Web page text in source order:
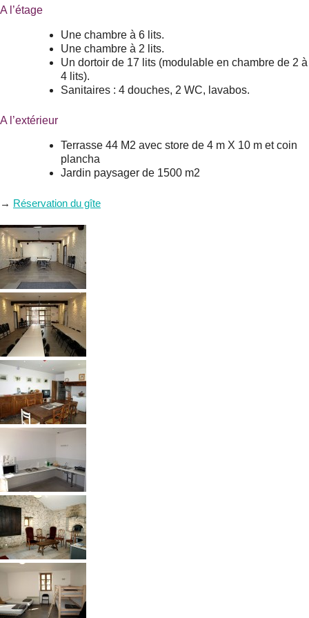
A l’étage
Une chambre à 6 lits.
Une chambre à 2 lits.
Un dortoir de 17 lits (modulable en chambre de 2 à
4 lits).
Sanitaires : 4 douches, 2 WC, lavabos.
A l’extérieur
Terrasse 44 M2 avec store de 4 m X 10 m et coin
plancha
Jardin paysager de 1500 m2
→ Réservation du gîte